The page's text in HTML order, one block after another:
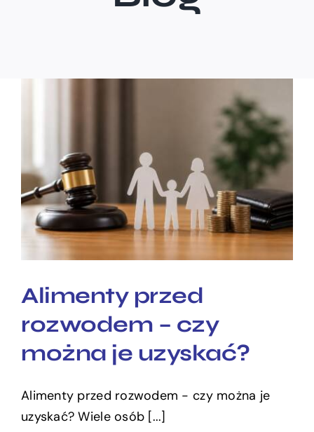
Alimenty przed rozwodem
– czy można je uzyskać?
Alimenty przed
rozwodem – czy
można je uzyskać?
Alimenty przed rozwodem - czy można je
uzyskać? Wiele osób [...]